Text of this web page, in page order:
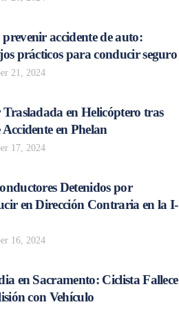
accidente de auto:
prácticos para conducir seguro
21, 2024
en Helicóptero tras
en Phelan
17, 2024
Detenidos por
en Dirección Contraria en la I-
16, 2024
en Sacramento: Ciclista Fallece
con Vehículo